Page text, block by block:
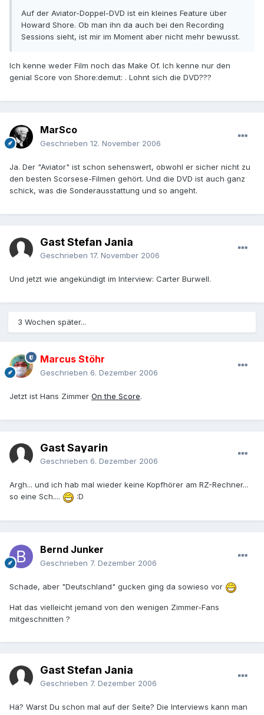
Auf der Aviator-Doppel-DVD ist ein kleines Feature über
Howard Shore. Ob man ihn da auch bei den Recording
Sessions sieht, ist mir im Moment aber nicht mehr bewusst.
Ich kenne weder Film noch das Make Of. Ich kenne nur den
genial Score von Shore:demut: . Lohnt sich die DVD???
MarSco
Geschrieben 12. November 2006
Ja. Der "Aviator" ist schon sehenswert, obwohl er sicher nicht zu
den besten Scorsese-Filmen gehört. Und die DVD ist auch ganz
schick, was die Sonderausstattung und so angeht.
Gast Stefan Jania
Geschrieben 17. November 2006
Und jetzt wie angekündigt im Interview: Carter Burwell.
3 Wochen später...
Marcus Stöhr
Geschrieben 6. Dezember 2006
Jetzt ist Hans Zimmer On the Score.
Gast Sayarin
Geschrieben 6. Dezember 2006
Argh... und ich hab mal wieder keine Kopfhörer am RZ-Rechner...
so eine Sch....
:D
Bernd Junker
Geschrieben 7. Dezember 2006
Schade, aber "Deutschland" gucken ging da sowieso vor
Hat das vielleicht jemand von den wenigen Zimmer-Fans
mitgeschnitten ?
Gast Stefan Jania
Geschrieben 7. Dezember 2006
Hä? Warst Du schon mal auf der Seite? Die Interviews kann man